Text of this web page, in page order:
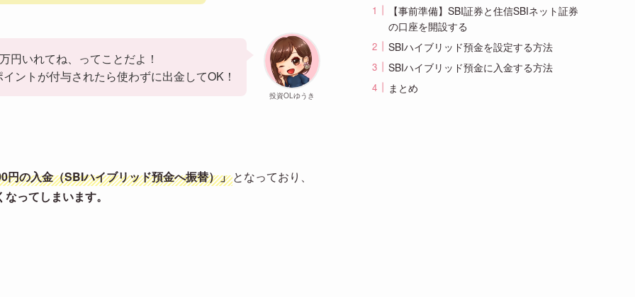
投資OLゆうき
円いれてね、ってことだよ！
ントが付与されたら使わずに出金してOK！
円の入金（SBIハイブリッド預金へ振替）」となっており、
ってしまいます。
【事前準備】SBI証券と住信SBIネット証券
の口座を開設する
SBIハイブリッド預金を設定する方法
SBIハイブリッド預金に入金する方法
まとめ